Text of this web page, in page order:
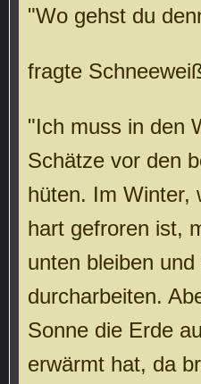
"Wo gehst du
fragte
"Ich muss in den
Schätze vor den
hüten. Im Winter,
hart gefroren ist,
unten bleiben
durcharbeiten.
Sonne die Erde
erwärmt hat, da